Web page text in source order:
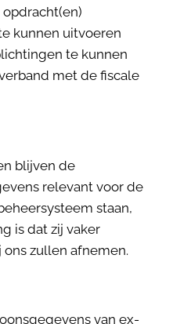
kunnen uitvoeren
te kunnen
met de fiscale
blijven de
relevant voor de
staan,
is dat zij vaker
zullen afnemen.
van ex-